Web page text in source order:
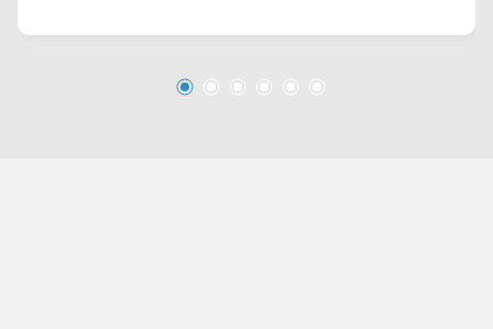
dormitórios, sendo 01 suíte com closet; > 03
vagas de garagem, sendo 02 cobertas. *Não